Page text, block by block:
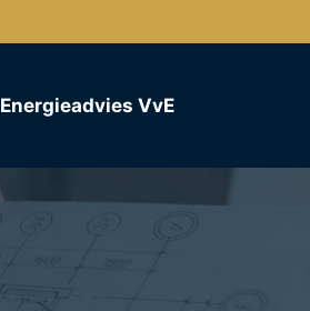
Energieadvies VvE